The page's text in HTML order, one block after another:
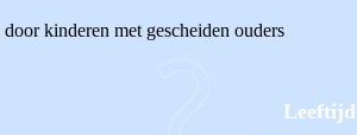
kinderen met gescheiden ouders
Leeftijd